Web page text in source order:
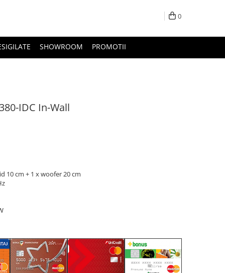
0
SHOWROOM PROMOTII
IDC In-Wall
10 cm + 1 x woofer 20 cm